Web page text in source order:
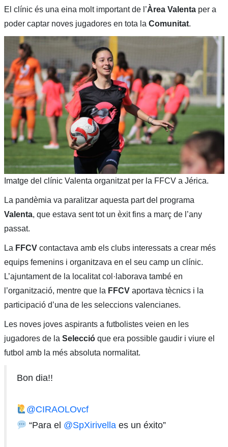
El clínic és una eina molt important de l’Àrea Valentaper a
poder captar noves jugadores en tota la Comunitat.
Imatge del clínic Valenta organitzat per la FFCV a Jérica.
La pandèmia va paralitzar aquesta part del programa
Valenta, que estava sent tot un èxit fins a març de l’any
passat.
La FFCV contactava amb els clubs interessats a crear més
equips femenins i organitzava en el seu camp un clínic.
L’ajuntament de la localitat col·laborava també en
l’organització, mentre que la FFCV aportava tècnics i la
participació d’una de les seleccions valencianes.
Les noves joves aspirants a futbolistes veien en les
jugadores de la Selecció que era possible gaudir i viure el
futbol amb la més absoluta normalitat.
Bon dia!!
@CIRAOLOvcf
“Para el @SpXirivella es un éxito”